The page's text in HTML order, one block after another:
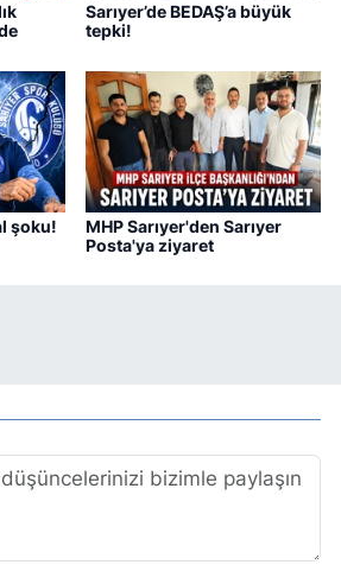
Sarıyer’de BEDAŞ’a büyük
tepki!
şoku!
MHP Sarıyer'den Sarıyer
Posta'ya ziyaret